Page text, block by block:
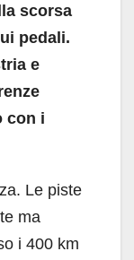
scorsa
pedali.
e
con i
Le piste
ma
i 400 km